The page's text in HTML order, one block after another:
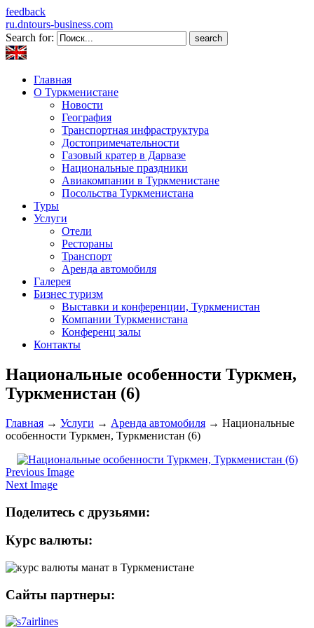
feedback
ru.dntours-business.com
Search for:
Главная
О Туркменистане
Новости
География
Транспортная инфраструктура
Достопримечательности
Газовый кратер в Дарвазе
Национальные праздники
Авиакомпании в Туркменистане
Посольства Туркменистана
Туры
Услуги
Отели
Рестораны
Транспорт
Аренда автомобиля
Галерея
Бизнес туризм
Выставки и конференции, Туркменистан
Компании Туркменистана
Конференц залы
Контакты
Национальные особенности Туркмен,
Туркменистан (6)
Главная → Услуги → Аренда автомобиля → Национальные
особенности Туркмен, Туркменистан (6)
Previous Image
Next Image
Поделитесь с друзьями:
Курс валюты:
Сайты партнеры: